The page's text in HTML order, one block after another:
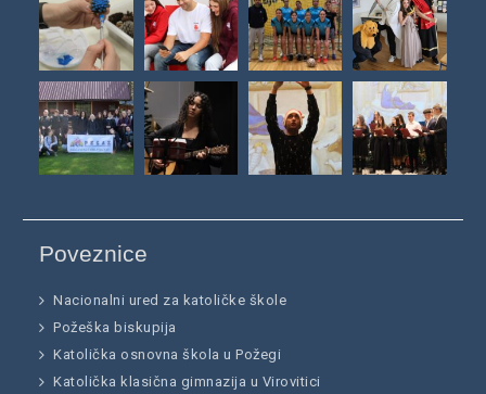
Poveznice
Nacionalni ured za katoličke škole
Požeška biskupija
Katolička osnovna škola u Požegi
Katolička klasična gimnazija u Virovitici